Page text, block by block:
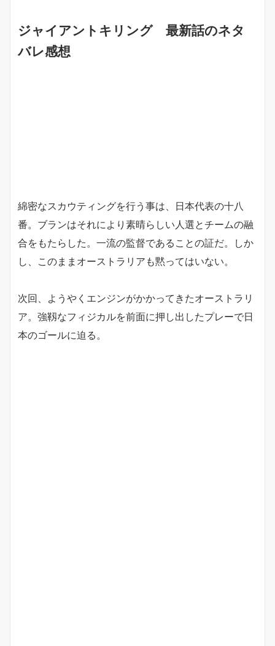
ジャイアントキリング 最新話のネタ
バレ感想
綿密なスカウティングを行う事は、日本代表の十八
番。ブランはそれにより素晴らしい人選とチームの融
合をもたらした。一流の監督であることの証だ。しか
し、このままオーストラリアも黙ってはいない。
次回、ようやくエンジンがかかってきたオーストラリ
ア。強靱なフィジカルを前面に押し出したプレーで日
本のゴールに迫る。